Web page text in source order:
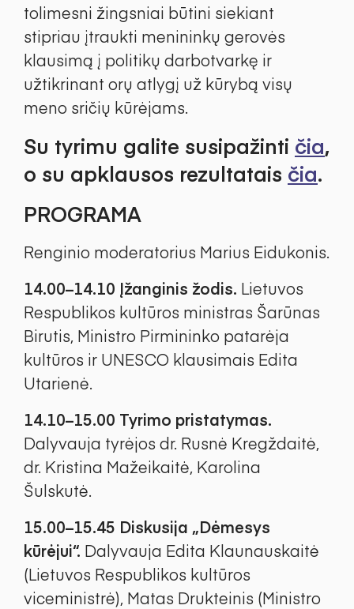
tolimesni žingsniai būtini siekiant
stipriau įtraukti menininkų gerovės
klausimą į politikų darbotvarkę ir
užtikrinant orų atlygį už kūrybą visų
meno sričių kūrėjams.
Su tyrimu galite susipažinti čia,
o su apklausos rezultatais čia.
PROGRAMA
Renginio moderatorius Marius Eidukonis.
14.00–14.10 Įžanginis žodis. Lietuvos
Respublikos kultūros ministras Šarūnas
Birutis, Ministro Pirmininko patarėja
kultūros ir UNESCO klausimais Edita
Utarienė.
14.10–15.00 Tyrimo pristatymas.
Dalyvauja tyrėjos dr. Rusnė Kregždaitė,
dr. Kristina Mažeikaitė, Karolina
Šulskutė.
15.00–15.45 Diskusija „Dėmesys
kūrėjui“. Dalyvauja Edita Klaunauskaitė
(Lietuvos Respublikos kultūros
viceministrė), Matas Drukteinis (Ministro